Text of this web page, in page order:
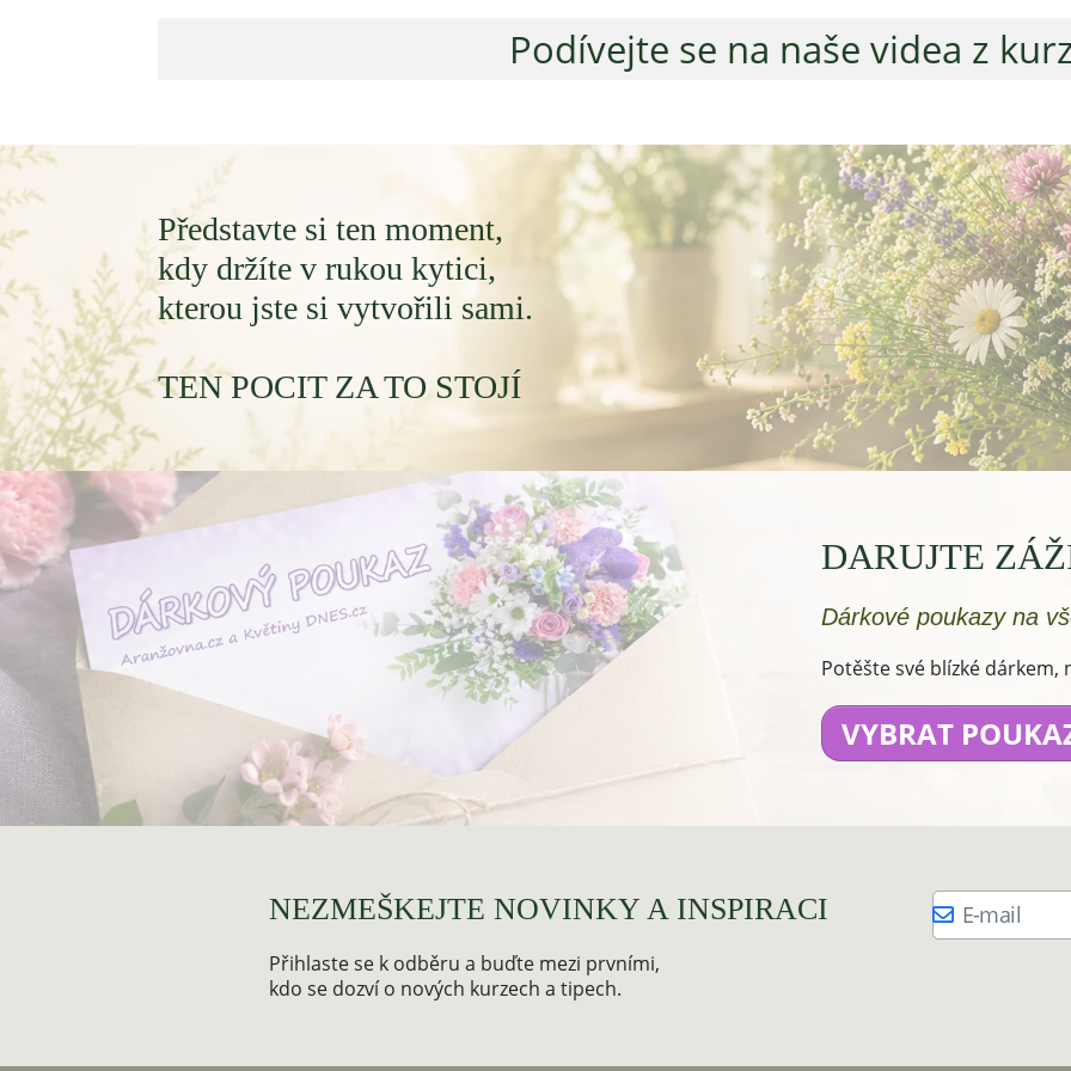
Podívejte se na naše videa z
Představte si ten moment,
kdy držíte v rukou kytici,
kterou jste si vytvořili sami.
TEN POCIT ZA TO STOJÍ
DARUJTE
Dárkové poukazy na
Potěšte své blízké
VYBRAT
NEZMEŠKEJTE NOVINKY A INSPIRACI
Přihlaste se k odběru a buďte mezi prvními,
kdo se dozví o nových kurzech a tipech.